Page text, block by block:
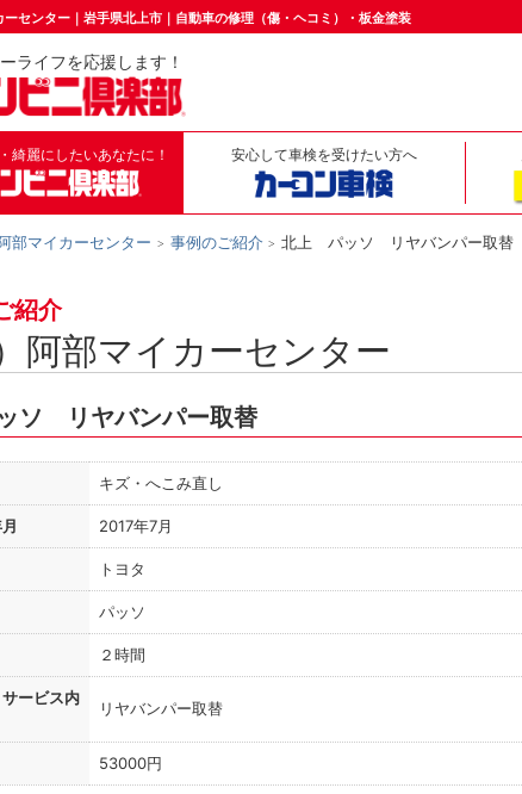
ーセンター｜岩手県北上市｜自動車の修理（傷・ヘコミ）・板金塗装
ライフを応援します！
綺麗にしたいあなたに！ 安心して車検を受けたい方へ
部マイカーセンター 事例のご紹介 北上 パッソ リヤバンパー取替
紹介
）阿部マイカーセンター
ソ リヤバンパー取替
キズ・へこみ直し
2017年7月
トヨタ
パッソ
２時間
サービス内
リヤバンパー取替
53000円